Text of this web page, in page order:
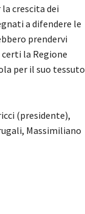
crescita dei
a difendere le
prendervi
la Regione
per il suo tessuto
(presidente),
Massimiliano